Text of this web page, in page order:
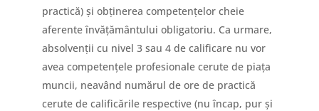
practică) și obținerea competențelor cheie
aferente învățământului obligatoriu. Ca urmare,
absolvenții cu nivel 3 sau 4 de calificare nu vor
avea competențele profesionale cerute de piața
muncii, neavând numărul de ore de practică
cerute de calificările respective (nu încap, pur și